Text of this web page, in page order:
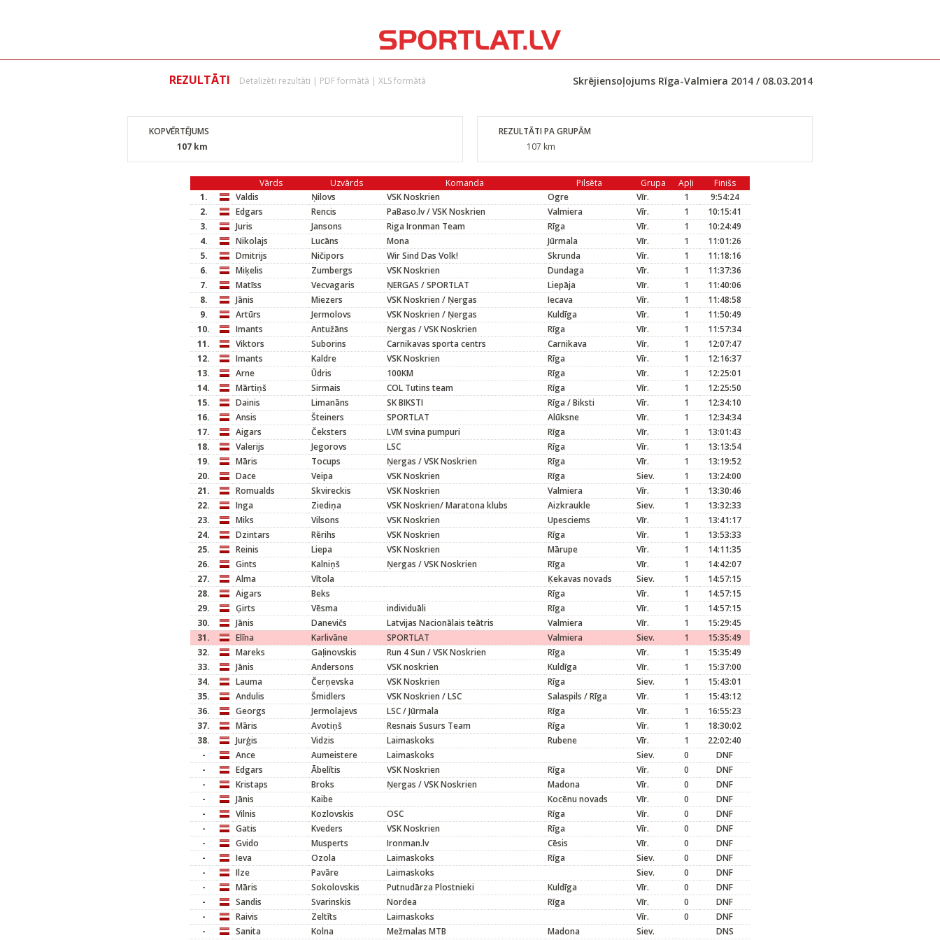
REZULTĀTI Detalizēti rezultāti | PDF formātā | XLS formātā Skrējiensoļojums Rīga-Valmiera 2014 / 08.03.2014
KOPVĒRTĒJUMS
107 km
REZULTĀTI PA GRUPĀM
107 km
Vārds Uzvārds Komanda Pilsēta Grupa Apļi
Finišs
1.
Valdis Ņilovs VSK Noskrien Ogre Vīr. 1
9:54:24
2.
Edgars Rencis PaBaso.lv / VSK Noskrien Valmiera Vīr. 1
10:15:41
3.
Juris Jansons Riga Ironman Team Rīga Vīr. 1
10:24:49
4.
Nikolajs Lucāns Mona Jūrmala Vīr. 1
11:01:26
5.
Dmitrijs Ničipors Wir Sind Das Volk! Skrunda Vīr. 1
11:18:16
6.
Miķelis Zumbergs VSK Noskrien Dundaga Vīr. 1
11:37:36
7.
Matīss Vecvagaris ŅERGAS / SPORTLAT Liepāja Vīr. 1
11:40:06
8.
Jānis Miezers VSK Noskrien / Ņergas Iecava Vīr. 1
11:48:58
9.
Artūrs Jermolovs VSK Noskrien / Ņergas Kuldīga Vīr. 1
11:50:49
10.
Imants Antužāns Ņergas / VSK Noskrien Rīga Vīr. 1
11:57:34
11.
Viktors Suborins Carnikavas sporta centrs Carnikava Vīr. 1
12:07:47
12.
Imants Kaldre VSK Noskrien Rīga Vīr. 1
12:16:37
13.
Arne Ūdris 100KM Rīga Vīr. 1
12:25:01
14.
Mārtiņš Sirmais COL Tutins team Rīga Vīr. 1
12:25:50
15.
Dainis Limanāns SK BIKSTI Rīga / Biksti Vīr. 1
12:34:10
16.
Ansis Šteiners SPORTLAT Alūksne Vīr. 1
12:34:34
17.
Aigars Čeksters LVM svina pumpuri Rīga Vīr. 1
13:01:43
18.
Valerijs Jegorovs LSC Rīga Vīr. 1
13:13:54
19.
Māris Tocups Ņergas / VSK Noskrien Rīga Vīr. 1
13:19:52
20.
Dace Veipa VSK Noskrien Rīga Siev. 1
13:24:00
21.
Romualds Skvireckis VSK Noskrien Valmiera Vīr. 1
13:30:46
22.
Inga Ziediņa VSK Noskrien/ Maratona klubs Aizkraukle Siev. 1
13:32:33
23.
Miks Vilsons VSK Noskrien Upesciems Vīr. 1
13:41:17
24.
Dzintars Rērihs VSK Noskrien Rīga Vīr. 1
13:53:33
25.
Reinis Liepa VSK Noskrien Mārupe Vīr. 1
14:11:35
26.
Gints Kalniņš Ņergas / VSK Noskrien Rīga Vīr. 1
14:42:07
27.
Alma Vītola Ķekavas novads Siev. 1
14:57:15
28.
Aigars Beks Rīga Vīr. 1
14:57:15
29.
Ģirts Vēsma individuāli Rīga Vīr. 1
14:57:15
30.
Jānis Danevičs Latvijas Nacionālais teātris Valmiera Vīr. 1
15:29:45
31.
Elīna Karlivāne SPORTLAT Valmiera Siev. 1
15:35:49
32.
Mareks Gaļinovskis Run 4 Sun / VSK Noskrien Rīga Vīr. 1
15:35:49
33.
Jānis Andersons VSK noskrien Kuldīga Vīr. 1
15:37:00
34.
Lauma Čerņevska VSK Noskrien Rīga Siev. 1
15:43:01
35.
Andulis Šmidlers VSK Noskrien / LSC Salaspils / Rīga Vīr. 1
15:43:12
36.
Georgs Jermolajevs LSC / Jūrmala Rīga Vīr. 1
16:55:23
37.
Māris Avotiņš Resnais Susurs Team Rīga Vīr. 1
18:30:02
38.
Jurģis Vidzis Laimaskoks Rubene Vīr. 1
22:02:40
-
Ance Aumeistere Laimaskoks Siev. 0
DNF
-
Edgars Ābelītis VSK Noskrien Rīga Vīr. 0
DNF
-
Kristaps Broks Ņergas / VSK Noskrien Madona Vīr. 0
DNF
-
Jānis Kaibe Kocēnu novads Vīr. 0
DNF
-
Vilnis Kozlovskis OSC Rīga Vīr. 0
DNF
-
Gatis Kveders VSK Noskrien Rīga Vīr. 0
DNF
-
Gvido Musperts Ironman.lv Cēsis Vīr. 0
DNF
-
Ieva Ozola Laimaskoks Rīga Siev. 0
DNF
-
Ilze Pavāre Laimaskoks Siev. 0
DNF
-
Māris Sokolovskis Putnudārza Plostnieki Kuldīga Vīr. 0
DNF
-
Sandis Svarinskis Nordea Rīga Vīr. 0
DNF
-
Raivis Zeltīts Laimaskoks Vīr. 0
DNF
-
Sanita Kolna Mežmalas MTB Madona Siev. DNS